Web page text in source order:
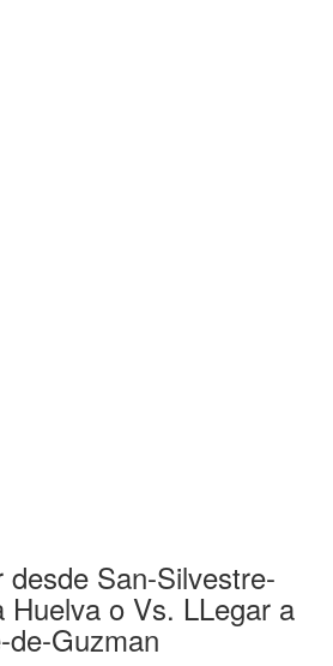
desde San-Silvestre-
Huelva o Vs. LLegar a
Guzman